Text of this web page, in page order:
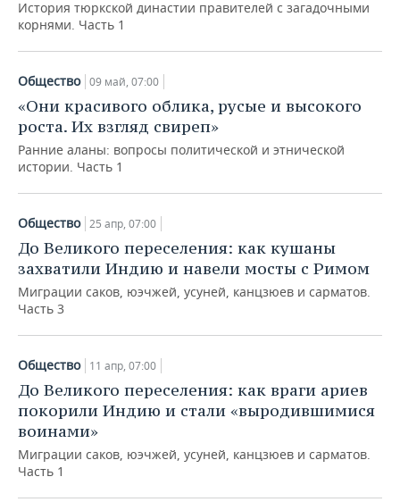
История тюркской династии правителей с загадочными
корнями. Часть 1
Общество 09 май, 07:00
«Они красивого облика, русые и высокого
роста. Их взгляд свиреп»
Ранние аланы: вопросы политической и этнической
истории. Часть 1
Общество 25 апр, 07:00
До Великого переселения: как кушаны
захватили Индию и навели мосты с Римом
Миграции саков, юэчжей, усуней, канцзюев и сарматов.
Часть 3
Общество 11 апр, 07:00
До Великого переселения: как враги ариев
покорили Индию и стали «выродившимися
воинами»
Миграции саков, юэчжей, усуней, канцзюев и сарматов.
Часть 1